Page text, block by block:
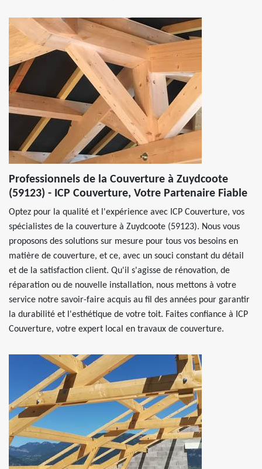
Professionnels de la Couverture à Zuydcoote
(59123) - ICP Couverture, Votre Partenaire Fiable
Optez pour la qualité et l'expérience avec ICP Couverture, vos
spécialistes de la couverture à Zuydcoote (59123). Nous vous
proposons des solutions sur mesure pour tous vos besoins en
matière de couverture, et ce, avec un souci constant du détail
et de la satisfaction client. Qu'il s'agisse de rénovation, de
réparation ou de nouvelle installation, nous mettons à votre
service notre savoir-faire acquis au fil des années pour garantir
la durabilité et l'esthétique de votre toit. Faites confiance à ICP
Couverture, votre expert local en travaux de couverture.